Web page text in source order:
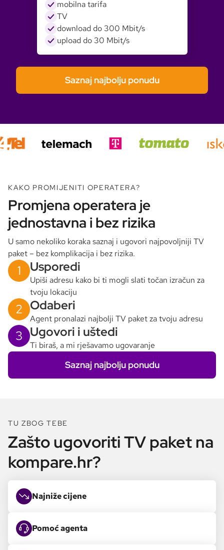
mobilna tarifa
TV
download do 300 Mbit/s
upload do 30 Mbit/s
Saznaj najbolju ponudu
KAKO PROMIJENITI OPERATERA?
Promjena operatera je
jednostavna i bez rizika
U samo nekoliko koraka saznaj i ugovori najpovoljniji TV
paket – bez komplikacija i bez rizika.
1 Usporedi
Upiši adresu kako bi ti mogli slati točan izračun za
tvoju lokaciju
2 Odaberi
Agent pronalazi najbolji TV paket za tvoju adresu
3 Ugovori i uštedi
Ti biraš, a mi rješavamo ugovaranje
Saznaj najbolju ponudu
TU ZBOG TEBE
Zašto ugovoriti TV paket na
kompare.hr?
Najniže cijene
Pomoć agenta